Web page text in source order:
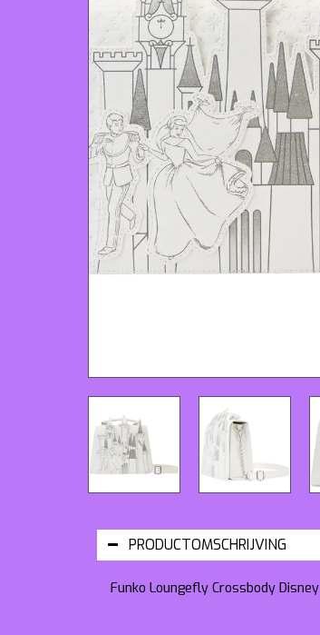
PRODUCTOMSCHRIJVING
Funko Loungefly Crossbody Disney